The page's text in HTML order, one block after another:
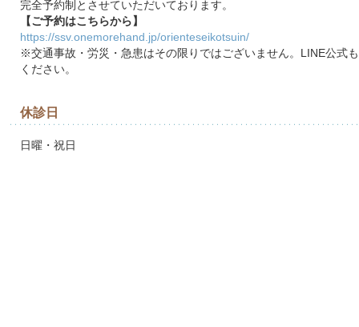
完全予約制とさせていただいております。
【ご予約はこちらから】
https://ssv.onemorehand.jp/orienteseikotsuin/
※交通事故・労災・急患はその限りではございません。LINE公式
ください。
休診日
日曜・祝日